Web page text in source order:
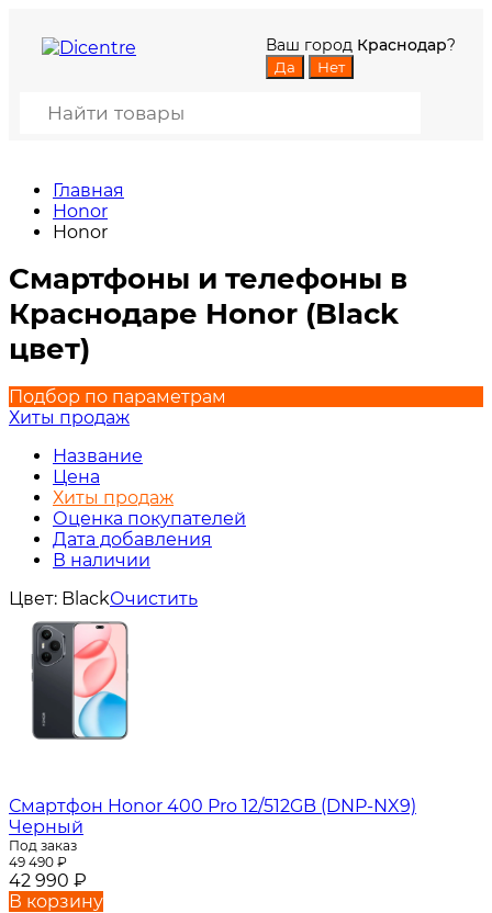
Ваш город Краснодар?
Главная
Honor
Honor
Смартфоны и телефоны в
Краснодаре Honor (Black
цвет)
Подбор по параметрам
Хиты продаж
Название
Цена
Хиты продаж
Оценка покупателей
Дата добавления
В наличии
Цвет: BlackОчистить
Смартфон Honor 400 Pro 12/512GB (DNP-NX9)
Черный
Под заказ
49 490 ₽
42 990 ₽
В корзину